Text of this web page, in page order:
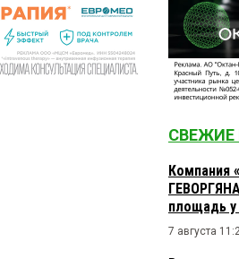
СВЕЖИЕ
Компания
площадь
7 августа